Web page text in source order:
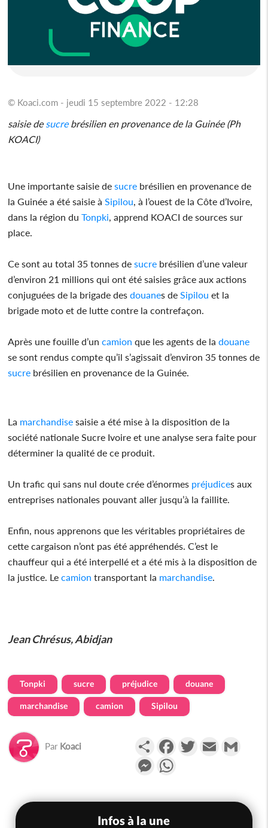
© Koaci.com - jeudi 15 septembre 2022 - 12:28
saisie de sucrebrésilien en provenance de la Guinée (Ph
KOACI)
Une importante saisie desucre brésilien en provenance de
la Guinée a été saisie à Sipilou , à l’ouest de la Côte d’Ivoire,
dans la région duTonpki , apprend KOACI de sources sur
place.
Ce sont au total 35 tonnes desucre brésilien d’une valeur
d’environ 21 millions qui ont été saisies grâce aux actions
conjuguées de la brigade desdouanes de Sipilou et la
brigade moto et de lutte contre la contrefaçon.
Après une fouille d’uncamion que les agents de ladouane
se sont rendus compte qu’il s’agissait d’environ 35 tonnes de
sucre brésilien en provenance de la Guinée.
La marchandise saisie a été mise à la disposition de la
société nationale Sucre Ivoire et une analyse sera faite pour
déterminer la qualité de ce produit.
Un trafic qui sans nul doute crée d’énormes préjudices aux
entreprises nationales pouvant aller jusqu’à la faillite.
Enfin, nous apprenons que les véritables propriétaires de
cette cargaison n’ont pas été appréhendés. C’est le
chauffeur qui a été interpellé et a été mis à la disposition de
la justice. Lecamion transportant la marchandise
Jean Chrésus, Abidjan
Tonpki sucre préjudice douane
marchandise camion Sipilou
Par Koaci PartagerFacebookTwitterEmail
Messenger
Infos à la une